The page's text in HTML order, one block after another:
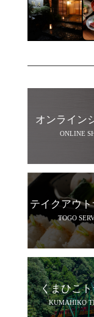
オンライン
ONLINE
テイクアウ
TOGO
くまひこ
KUMAHIKO